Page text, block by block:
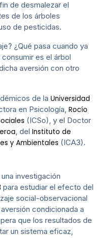
de desmalezar el
de los árboles
de pesticidas.
¿Qué pasa cuando ya
es el árbol
aversión con otro
de la Universidad
en Psicología, Rocío
(ICSo), y el Doctor
, del Instituto de
y Ambientales (ICA3).
investigación
para estudiar el efecto del
social-observacional
condicionada a
que los resultados de
un sistema eficaz,